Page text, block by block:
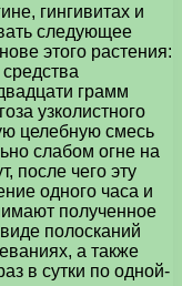
гингивитах и
следующее
этого растения:
грамм
узколистного
целебную смесь
слабом огне на
после чего эту
одного часа и
полученное
полосканий
а также
в сутки по одной-